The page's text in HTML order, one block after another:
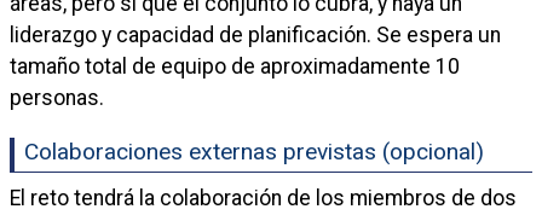
liderazgo y capacidad de planificación. Se espera un
tamaño total de equipo de aproximadamente 10
personas.
Colaboraciones externas previstas (opcional)
El reto tendrá la colaboración de los miembros de dos